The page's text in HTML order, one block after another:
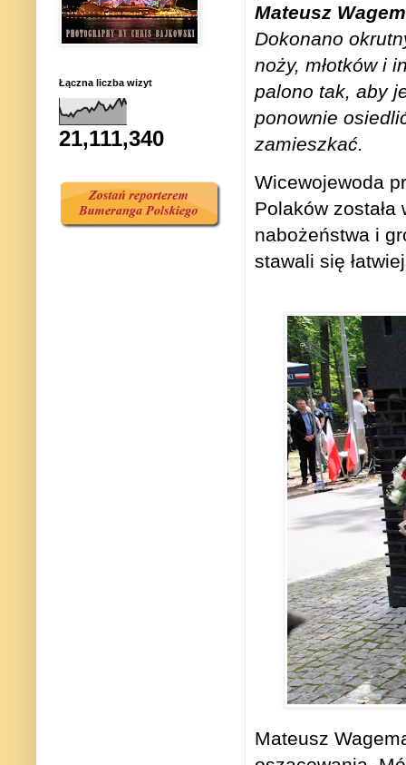
Mateusz
Dokonano
noży, młotków i
palono tak, aby
ponownie
zamieszkać.
Wicewojewoda
Polaków
nabożeństwa i
stawali się
Mateusz
Łączna liczba wizyt
21,111,340